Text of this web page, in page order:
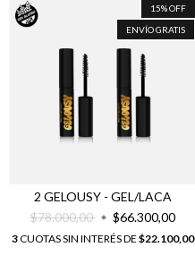
15%OFF
ENVÍO GRATIS
2 GELOUSY - GEL/LACA
$78.000,00
$66.300,00
3CUOTAS SIN INTERÉS DE $22.100,00